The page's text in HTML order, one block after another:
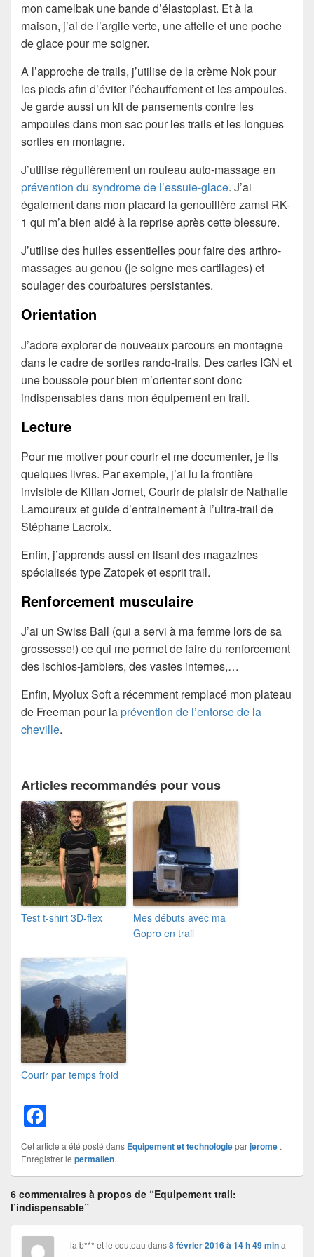
mon camelbak une bande d’élastoplast. Et à la
maison, j’ai de l’argile verte, une attelle et une poche
de glace pour me soigner.
A l’approche de trails, j’utilise de la crème Nok pour
les pieds afin d’éviter l’échauffement et les ampoules.
Je garde aussi un kit de pansements contre les
ampoules dans mon sac pour les trails et les longues
sorties en montagne.
J’utilise régulièrement un rouleau auto-massage en
prévention du syndrome de l’essuie-glace. J’ai
également dans mon placard la genouillère zamst RK-
1 qui m’a bien aidé à la reprise après cette blessure.
J’utilise des huiles essentielles pour faire des arthro-
massages au genou (je soigne mes cartilages) et
soulager des courbatures persistantes.
Orientation
J’adore explorer de nouveaux parcours en montagne
dans le cadre de sorties rando-trails. Des cartes IGN et
une boussole pour bien m’orienter sont donc
indispensables dans mon équipement en trail.
Lecture
Pour me motiver pour courir et me documenter, je lis
quelques livres. Par exemple, j’ai lu la frontière
invisible de Kilian Jornet, Courir de plaisir de Nathalie
Lamoureux et guide d’entrainement à l’ultra-trail de
Stéphane Lacroix.
Enfin, j’apprends aussi en lisant des magazines
spécialisés type Zatopek et esprit trail.
Renforcement musculaire
J’ai un Swiss Ball (qui a servi à ma femme lors de sa
grossesse!) ce qui me permet de faire du renforcement
des ischios-jambiers, des vastes internes,…
Enfin, Myolux Soft a récemment remplacé mon plateau
de Freeman pour laprévention de l’entorse de la
cheville.
Articles recommandés pour vous
Test t-shirt 3D-flex
Mes débuts avec ma
Gopro en trail
Courir par temps froid
a
c
e
b
o
Cet article a été posté dans Equipement et technologieparjerome .
Enregistrer le permalien.
6 commentaires à propos de “Equipement trail:
l’indispensable”
la b*** et le couteau dans8 février 2016 à 14 h 49 min a